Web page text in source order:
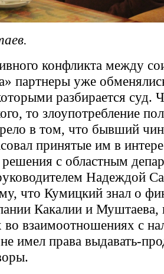
конфликта между
партнеры уже
разбирается суд.
то злоупотребление
в том, что бывший
принятые им в
с областным
Надеждой
что Кумицкий знал о
Какалии и Муштаева,
взаимоотношениях с
имел права выдавать-